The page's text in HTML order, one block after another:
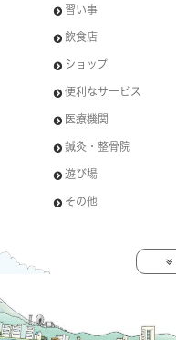
習い事
飲食店
ショップ
便利なサービス
医療機関
鍼灸・整骨院
遊び場
その他